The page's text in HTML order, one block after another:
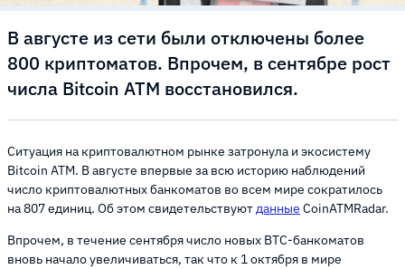
В августе из сети были отключены более
800 криптоматов. Впрочем, в сентябре рост
числа Bitcoin ATM восстановился.
Ситуация на криптовалютном рынке затронула и экосистему
Bitcoin ATM. В августе впервые за всю историю наблюдений
число криптовалютных банкоматов во всем мире сократилось
на 807 единиц. Об этом свидетельствуютданные CoinATMRadar.
Впрочем, в течение сентября число новых BTC-банкоматов
вновь начало увеличиваться, так что к 1 октября в мире